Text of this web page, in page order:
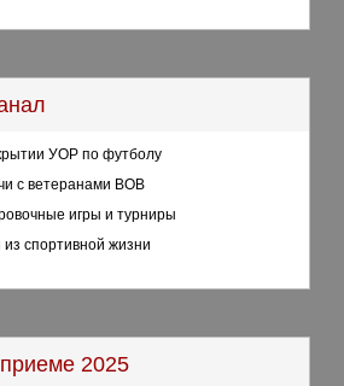
УОР по футболу
с ветеранами ВОВ
игры и турниры
спортивной жизни
2025